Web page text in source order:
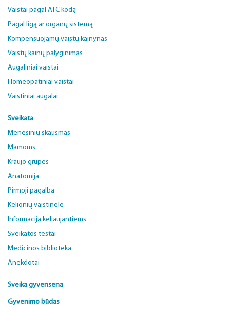
Vaistai pagal ATC kodą
Pagal ligą ar organų sistemą
Kompensuojamų vaistų kainynas
Vaistų kainų palyginimas
Augaliniai vaistai
Homeopatiniai vaistai
Vaistiniai augalai
Sveikata
Mėnesinių skausmas
Mamoms
Kraujo grupės
Anatomija
Pirmoji pagalba
Kelionių vaistinėlė
Informacija keliaujantiems
Sveikatos testai
Medicinos biblioteka
Anekdotai
Sveika gyvensena
Gyvenimo būdas